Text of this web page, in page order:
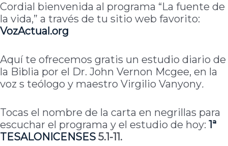
Cordial bienvenida al programa “La fuente de
la vida,” a través de tu sitio web favorito:
VozActual.org
Aquí te ofrecemos gratis un estudio diario de
la Biblia por el Dr. John Vernon Mcgee, en la
voz s teólogo y maestro Virgilio Vanyony.
Tocas el nombre de la carta en negrillas para
escuchar el programa y el estudio de hoy: 1ª
TESALONICENSES 5.1-11.